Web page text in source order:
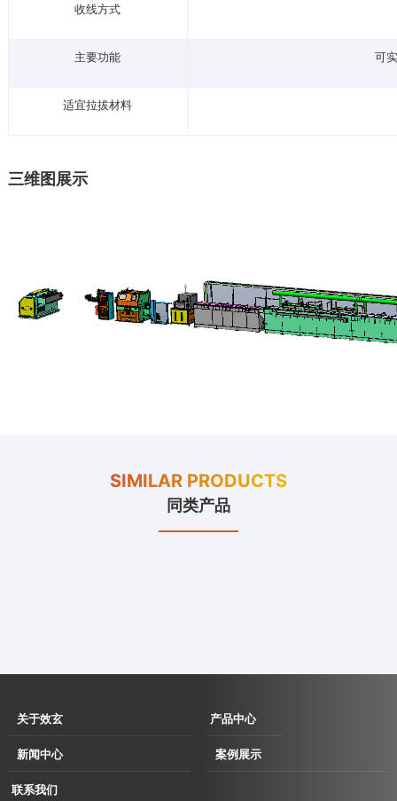
收线方式
主要功能 可
适宜拉拔材料
三维图展示
SIMILAR PRODUCTS
同类产品
关于效玄
企业简介
发展历程
产品中心
伺服直驱拉丝
新闻中心
企业动态
案例展示
联系我们